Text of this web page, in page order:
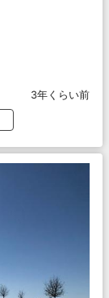
3年くらい前